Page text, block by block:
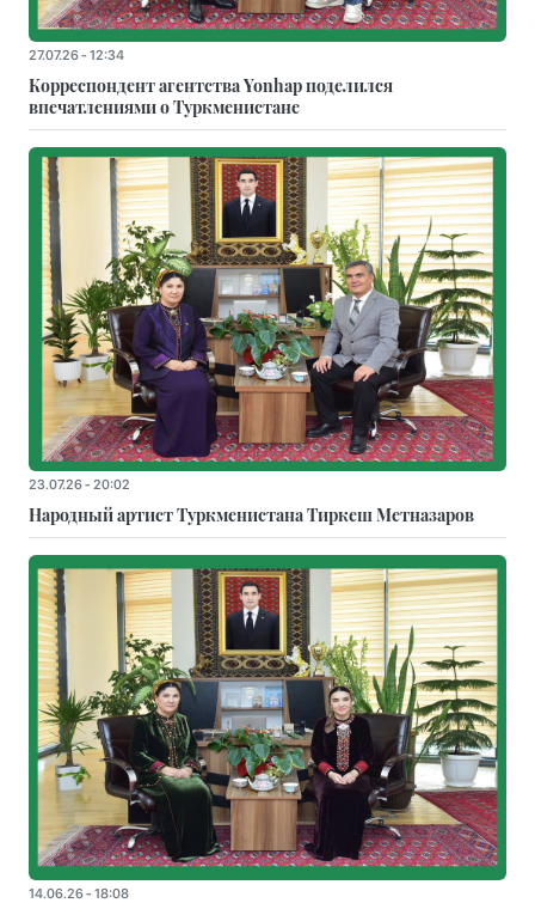
27.07.26 - 12:34
Корреспондент агентства Yonhap поделился
впечатлениями о Туркменистане
23.07.26 - 20:02
Народный артист Туркменистана Тиркеш Мeтназаров
14.06.26 - 18:08